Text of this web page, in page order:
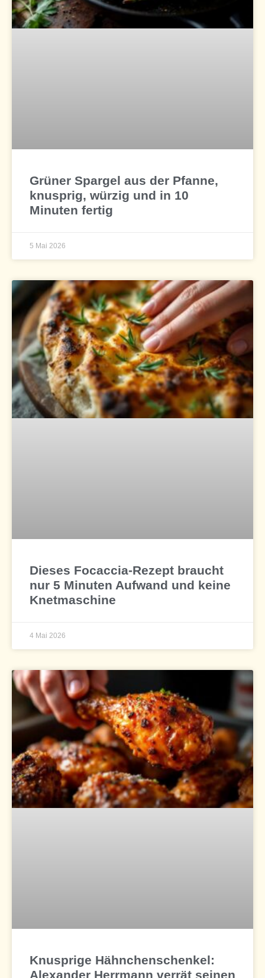
Grüner Spargel aus der Pfanne,
knusprig, würzig und in 10
Minuten fertig
5 Mai 2026
Dieses Focaccia-Rezept braucht
nur 5 Minuten Aufwand und keine
Knetmaschine
4 Mai 2026
Knusprige Hähnchenschenkel:
Alexander Herrmann verrät seinen